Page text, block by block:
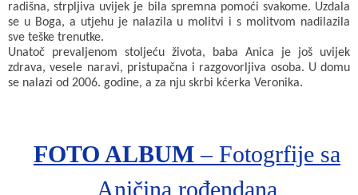
radišna, strpljiva uvijek je bila spremna pomoći svakome. Uzdala
se u Boga, a utjehu je nalazila u molitvi i s molitvom nadilazila
sve teške trenutke.
Unatoč prevaljenom stoljeću života, baba Anica je još uvijek
zdrava, vesele naravi, pristupačna i razgovorljiva osoba. U domu
se nalazi od 2006. godine, a za nju skrbi kćerka Veronika.
FOTO ALBUM– Fotogrfije sa
Aničina rođendana